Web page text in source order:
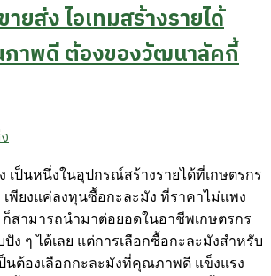
ยส่ง ไอเทมสร้างรายได้
าพดี ต้องของวัฒนาลัคกี้
เป็นหนึ่งในอุปกรณ์สร้างรายได้ที่เกษตรกร
พียงแค่ลงทุนซื้อกะละมัง ที่ราคาไม่แพง
สามารถนำมาต่อยอดในอาชีพเกษตรกร
ง ๆ ได้เลย แต่การเลือกซื้อกะละมังสำหรับ
นต้องเลือกกะละมังที่คุณภาพดี แข็งแรง